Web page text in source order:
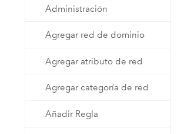
Administración
Agregar red de dominio
Agregar atributo de red
Agregar categoría de red
Añadir Regla